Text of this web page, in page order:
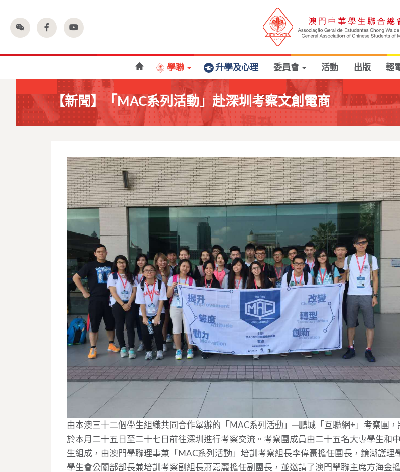
學聯 升學及心理 委員會 活動 出版 輕
【新聞】「MAC系列活動」赴深圳考察文創電商
由本澳三十二個學生組織共同合作舉辦的「MAC系列活動」─鵬城「互聯網+」考察團，
於本月二十五日至二十七日前往深圳進行考察交流。考察團成員由二十五名大專學生和
生組成，由澳門學聯理事兼「MAC系列活動」培訓考察組長李偉豪擔任團長，鏡湖護理
學生會公關部部長兼培訓考察副組長蕭嘉麗擔任副團長，並邀請了澳門學聯主席方海金